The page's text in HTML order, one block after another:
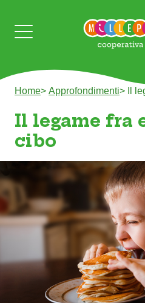
Home> Approfondimenti> Il
Il legame fra
cibo